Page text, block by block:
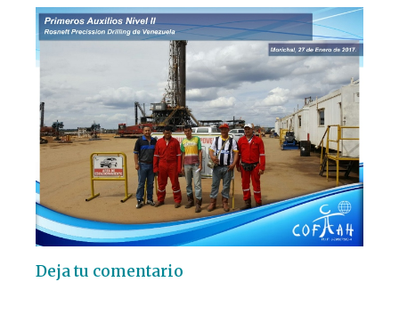
Deja tu comentario